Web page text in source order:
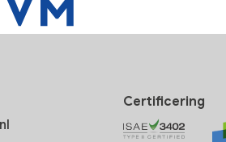
Certificering